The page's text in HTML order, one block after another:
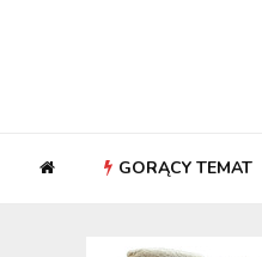
GORĄCY TEMAT